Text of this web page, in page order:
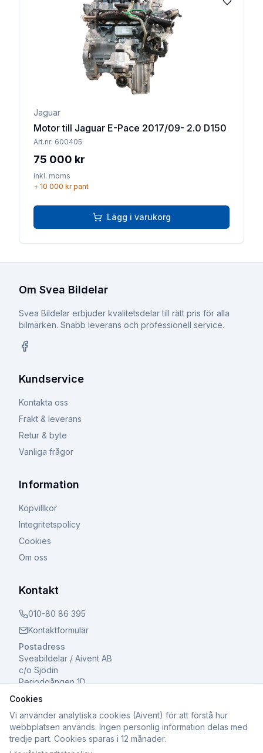
Lägg till
Jaguar
Motor till Jaguar E-Pace 2017/09- 2.0 D150
Art.nr: 600405
75 000 kr
inkl. moms
+ 10 000 krpant
Lägg i varukorg
Om Svea Bildelar
Svea Bildelar erbjuder kvalitetsdelar till rätt pris för alla
bilmärken. Snabb leverans och professionell service.
Kundservice
Kontakta oss
Frakt & leverans
Retur & byte
Vanliga frågor
Information
Köpvillkor
Integritetspolicy
Cookies
Om oss
Kontakt
010-80 86 395
Kontaktformulär
Postadress
Sveabildelar / Aivent AB
c/o Sjödin
Periodgången 1D
611 37 Nyköping
©2026Sveabildelar / Aivent AB. Alla rättigheter
Cookies
Vi använder analytiska cookies (Aivent) för att förstå hur
webbplatsen används. Ingen personlig information delas med
tredje part. Cookies sparas i 12 månader.